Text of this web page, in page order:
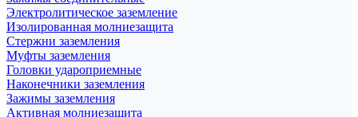
Электролитическое заземление
Изолированная молниезащита
Стержни заземления
Муфты заземления
Головки удароприемные
Наконечники заземления
Зажимы заземления
Активная молниезащита